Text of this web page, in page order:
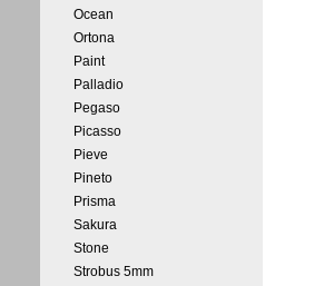
Ocean
Ortona
Paint
Palladio
Pegaso
Picasso
Pieve
Pineto
Prisma
Sakura
Stone
Strobus 5mm